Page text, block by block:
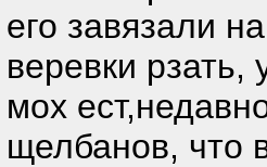
его завязали
веревки
мох
щелбанов, что